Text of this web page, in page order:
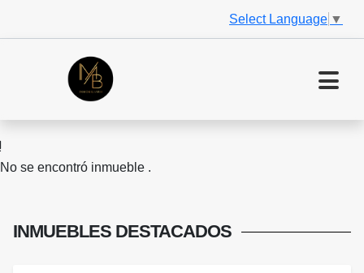
Select Language ▼
No se encontró inmueble .
INMUEBLES DESTACADOS